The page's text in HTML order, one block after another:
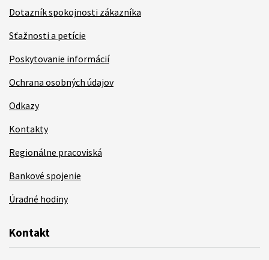
Dotazník spokojnosti zákazníka
Sťažnosti a petície
Poskytovanie informácií
Ochrana osobných údajov
Odkazy
Kontakty
Regionálne pracoviská
Bankové spojenie
Úradné hodiny
Kontakt